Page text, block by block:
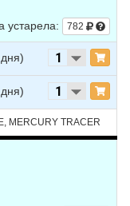
устарела: 782
MERCURY TRACER